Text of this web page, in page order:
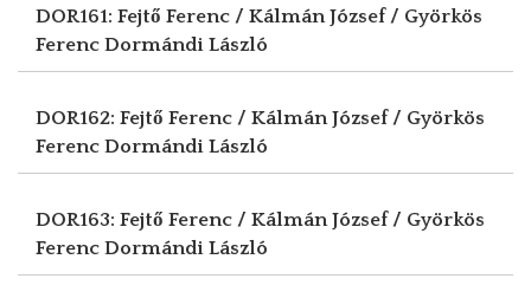
DOR161: Fejtő Ferenc / Kálmán József / Györkös
Ferenc Dormándi László
DOR162: Fejtő Ferenc / Kálmán József / Györkös
Ferenc Dormándi László
DOR163: Fejtő Ferenc / Kálmán József / Györkös
Ferenc Dormándi László